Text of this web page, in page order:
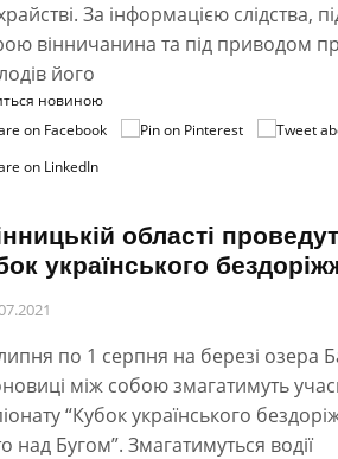
За інформацією слідства,
вінничанина та під приводом
його
новиною
області
українського
по 1 серпня на березі озера
між собою змагатимуть
“Кубок українського
над Бугом”. Змагатимуться водії